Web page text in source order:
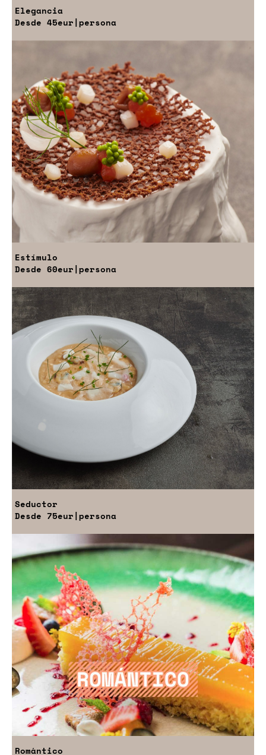
Elegancia
Desde 45eur|persona
Estímulo
Desde 60eur|persona
Seductor
Desde 75eur|persona
Romántico